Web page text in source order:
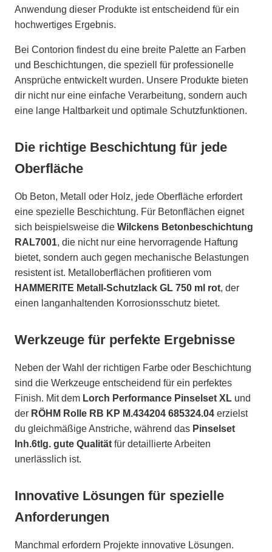
Anwendung dieser Produkte ist entscheidend für ein
hochwertiges Ergebnis.
Bei Contorion findest du eine breite Palette an Farben
und Beschichtungen, die speziell für professionelle
Ansprüche entwickelt wurden. Unsere Produkte bieten
dir nicht nur eine einfache Verarbeitung, sondern auch
eine lange Haltbarkeit und optimale Schutzfunktionen.
Die richtige Beschichtung für jede
Oberfläche
Ob Beton, Metall oder Holz, jede Oberfläche erfordert
eine spezielle Beschichtung. Für Betonflächen eignet
sich beispielsweise die Wilckens Betonbeschichtung
RAL7001, die nicht nur eine hervorragende Haftung
bietet, sondern auch gegen mechanische Belastungen
resistent ist. Metalloberflächen profitieren vom
HAMMERITE Metall-Schutzlack GL 750 ml rot, der
einen langanhaltenden Korrosionsschutz bietet.
Werkzeuge für perfekte Ergebnisse
Neben der Wahl der richtigen Farbe oder Beschichtung
sind die Werkzeuge entscheidend für ein perfektes
Finish. Mit dem Lorch Performance Pinselset XL und
der RÖHM Rolle RB KP M.434204 685324.04 erzielst
du gleichmäßige Anstriche, während das Pinselset
Inh.6tlg. gute Qualität für detaillierte Arbeiten
unerlässlich ist.
Innovative Lösungen für spezielle
Anforderungen
Manchmal erfordern Projekte innovative Lösungen.